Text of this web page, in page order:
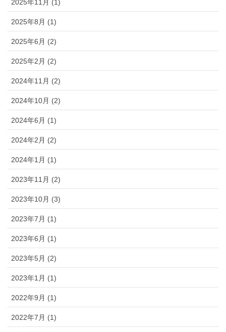
2025年11月 (1)
2025年8月 (1)
2025年6月 (2)
2025年2月 (2)
2024年11月 (2)
2024年10月 (2)
2024年6月 (1)
2024年2月 (2)
2024年1月 (1)
2023年11月 (2)
2023年10月 (3)
2023年7月 (1)
2023年6月 (1)
2023年5月 (2)
2023年1月 (1)
2022年9月 (1)
2022年7月 (1)